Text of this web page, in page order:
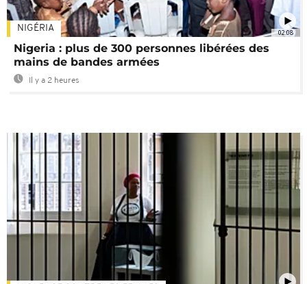
02:08
NIGÉRIA
Nigeria : plus de 300 personnes libérées des
mains de bandes armées
Il y a 2 heures